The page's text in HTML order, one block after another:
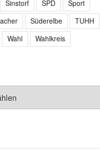
Sinstorf
SPD
Sport
Süderelbe
TUHH
Wahl
Wahlkreis